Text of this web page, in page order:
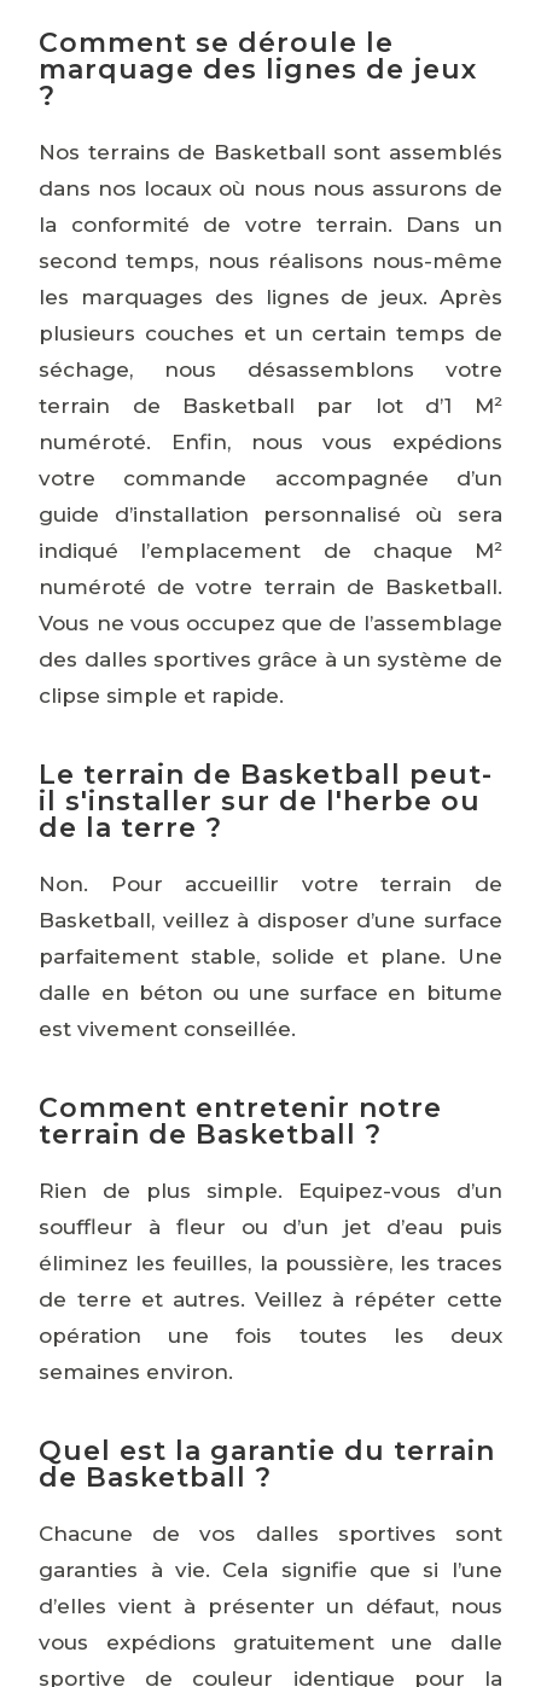
Comment se déroule le
marquage des lignes de jeux
?
Nos terrains de Basketball sont assemblés
dans nos locaux où nous nous assurons de
la conformité de votre terrain. Dans un
second temps, nous réalisons nous-même
les marquages des lignes de jeux. Après
plusieurs couches et un certain temps de
séchage, nous désassemblons votre
terrain de Basketball par lot d’1 M²
numéroté. Enfin, nous vous expédions
votre commande accompagnée d’un
guide d’installation personnalisé où sera
indiqué l’emplacement de chaque M²
numéroté de votre terrain de Basketball.
Vous ne vous occupez que de l’assemblage
des dalles sportives grâce à un système de
clipse simple et rapide.
Le terrain de Basketball peut-
il s'installer sur de l'herbe ou
de la terre ?
Non. Pour accueillir votre terrain de
Basketball, veillez à disposer d’une surface
parfaitement stable, solide et plane. Une
dalle en béton ou une surface en bitume
est vivement conseillée.
Comment entretenir notre
terrain de Basketball ?
Rien de plus simple. Equipez-vous d’un
souffleur à fleur ou d’un jet d’eau puis
éliminez les feuilles, la poussière, les traces
de terre et autres. Veillez à répéter cette
opération une fois toutes les deux
semaines environ.
Quel est la garantie du terrain
de Basketball ?
Chacune de vos dalles sportives sont
garanties à vie. Cela signifie que si l’une
d’elles vient à présenter un défaut, nous
vous expédions gratuitement une dalle
sportive de couleur identique pour la